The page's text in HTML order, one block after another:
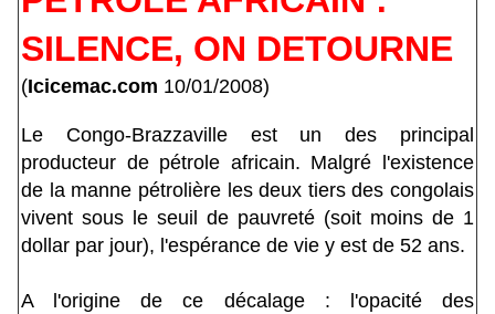
SILENCE, ON DETOURNE
(Icicemac.com 10/01/2008)
Le Congo-Brazzaville est un des principal
producteur de pétrole africain. Malgré l'existence
de la manne pétrolière les deux tiers des congolais
vivent sous le seuil de pauvreté (soit moins de 1
dollar par jour), l'espérance de vie y est de 52 ans.
A l'origine de ce décalage : l'opacité des